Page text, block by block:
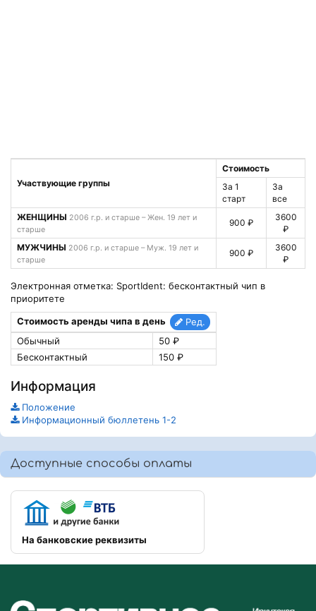
Участвующие группы
Стоимость
За 1
старт
За
все
ЖЕНЩИНЫ 2006 г.р. и старше – Жен. 19 лет и
старше
900 ₽
3600
₽
МУЖЧИНЫ 2006 г.р. и старше – Муж. 19 лет и
старше
900 ₽
3600
₽
Электронная отметка: SportIdent: бесконтактный чип в
приоритете
Стоимость аренды чипа в день
Ред.
Обычный
50 ₽
Бесконтактный
150 ₽
Информация
Положение
Информационный бюллетень 1-2
Доступные способы оплаты
На банковские реквизиты